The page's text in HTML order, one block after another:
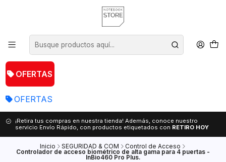
OFERTAS
OFERTAS
¡Retira tus compras en nuestra tienda! Además, conoce nuestro
servicio Envío Rápido, con productos etiquetados con RETIRO HOY
Inicio SEGURIDAD & COM Control de Acceso
Controlador de acceso biométrico de alta gama para 4 puertas -
InBio460 Pro Plus.